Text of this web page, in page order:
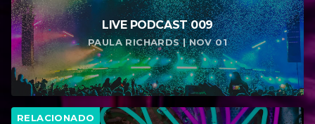
LIVE PODCAST 009
PAULA RICHARDS | NOV 01
RELACIONADO